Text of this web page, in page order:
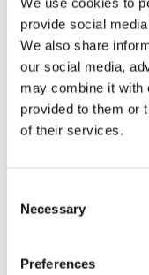
provide social
We also share
our social media,
may combine it with
provided to them or
of their services.
Selection
Necessary
Preferences
Presentkort
Tillgänglighet
Frågor & svar
Platskarta
Företag
Guidning
Teaterns
Ensemble
Historia
Kontaktuppgifter
Press
LOGGA IN
BILJETTER
Köp biljetter
Biljettkassan